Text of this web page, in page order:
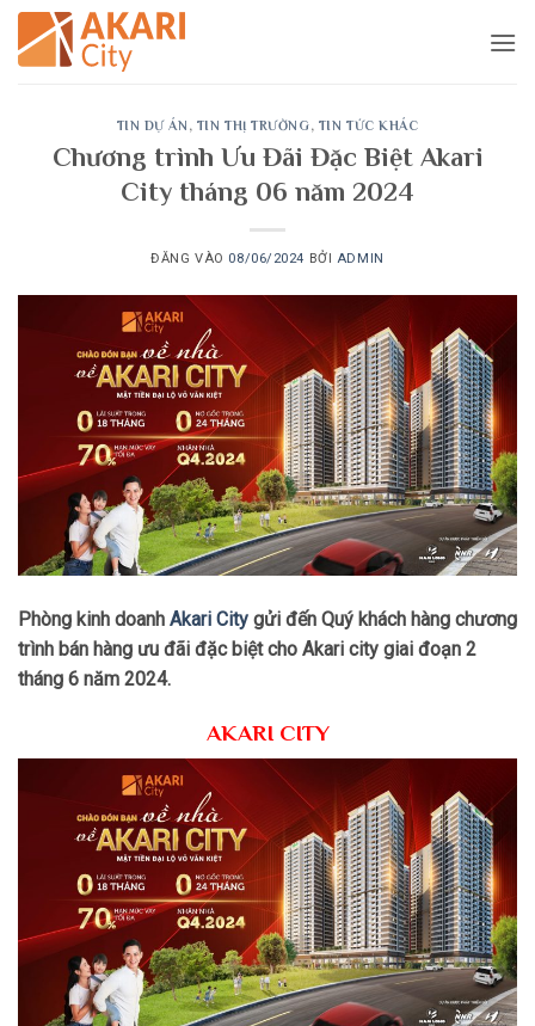
Bỏ
qua
nội
TIN DỰ ÁN , TIN THỊ TRƯỜNG, TIN TỨC KHÁC
Chương trình Ưu Đãi Đặc Biệt Akari
City tháng 06 năm 2024
ĐĂNG VÀO 08/06/2024 BỞI ADMIN
Phòng kinh doanh Akari City gửi đến Quý khách hàng chương
trình bán hàng ưu đãi đặc biệt cho Akari city giai đoạn 2
tháng 6 năm 2024.
AKARI CITY